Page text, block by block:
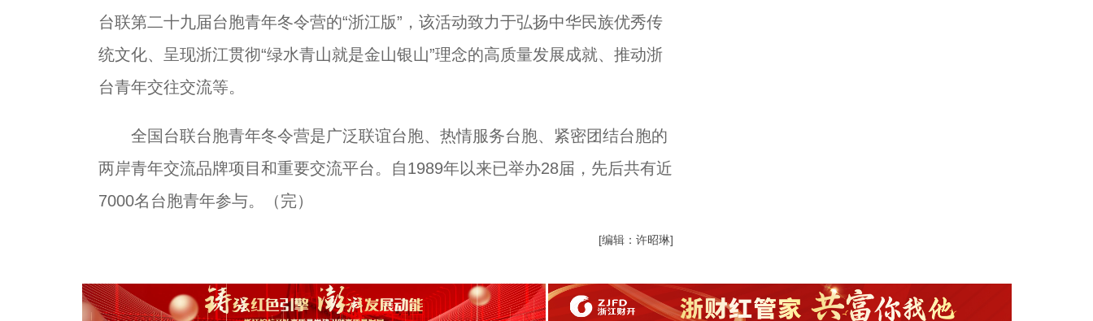
台联第二十九届台胞青年冬令营的“浙江版”，该活动致力于弘扬中华民族优秀传
统文化、呈现浙江贯彻“绿水青山就是金山银山”理念的高质量发展成就、推动浙
台青年交往交流等。
全国台联台胞青年冬令营是广泛联谊台胞、热情服务台胞、紧密团结台胞的
两岸青年交流品牌项目和重要交流平台。自1989年以来已举办28届，先后共有近
7000名台胞青年参与。（完）
[编辑：许昭琳]